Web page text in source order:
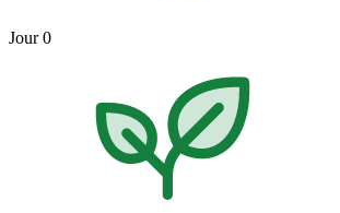
Jour 0